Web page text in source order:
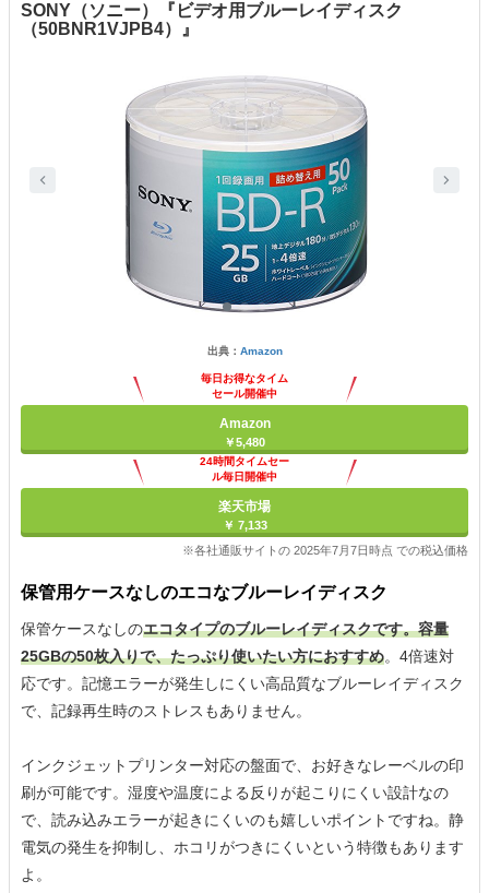
SONY（ソニー）『ビデオ用ブルーレイディスク
（50BNR1VJPB4）』
出典： Amazon
毎日お得なタイム
セール開催中
Amazon
￥5,480
24時間タイムセー
ル毎日開催中
楽天市場
￥ 7,133
※各社通販サイトの 2025年7月7日時点 での税込価格
保管用ケースなしのエコなブルーレイディスク
保管ケースなしのエコタイプのブルーレイディスクです。容量
25GBの50枚入りで、たっぷり使いたい方におすすめ。4倍速対
応です。記憶エラーが発生しにくい高品質なブルーレイディスク
で、記録再生時のストレスもありません。
インクジェットプリンター対応の盤面で、お好きなレーベルの印
刷が可能です。湿度や温度による反りが起こりにくい設計なの
で、読み込みエラーが起きにくいのも嬉しいポイントですね。静
電気の発生を抑制し、ホコリがつきにくいという特徴もあります
よ。